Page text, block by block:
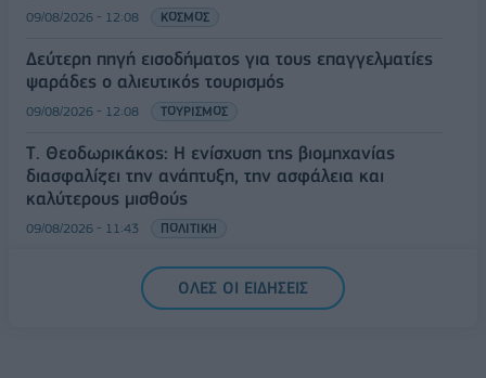
09/08/2026 - 12:08 ΚΟΣΜΟΣ
Δεύτερη πηγή εισοδήματος για τους επαγγελματίες
ψαράδες ο αλιευτικός τουρισμός
09/08/2026 - 12:08 ΤΟΥΡΙΣΜΟΣ
Τ. Θεοδωρικάκος: Η ενίσχυση της βιομηχανίας
διασφαλίζει την ανάπτυξη, την ασφάλεια και
καλύτερους μισθούς
09/08/2026 - 11:43 ΠΟΛΙΤΙΚΗ
Υπ. Μεταφορών: Οριστική λύση στο ζήτημα των
πινακίδων κυκλοφορίας - Τέλος στις χρονοβόρες
ΟΛΕΣ ΟΙ ΕΙΔΗΣΕΙΣ